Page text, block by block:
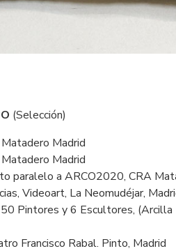
(Selección)
Madrid
Madrid
paralelo a ARCO2020, CRA
Videoart, La Neomudéjar,
Pintores y 6 Escultores, (Arcilla
Francisco Rabal. Pinto, Madrid